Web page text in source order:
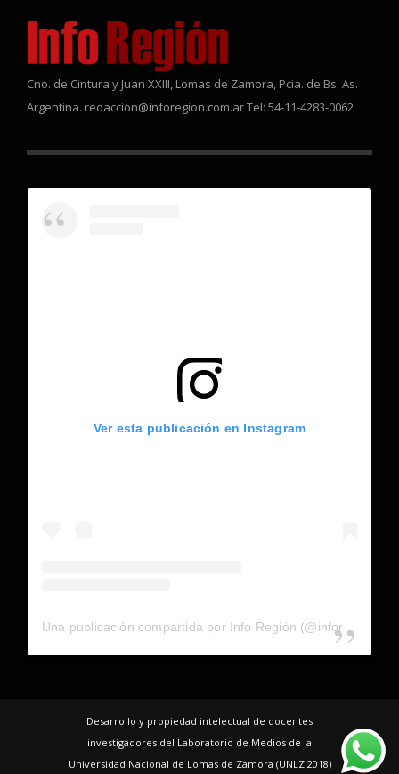
Cno. de Cintura y Juan XXIII, Lomas de Zamora, Pcia. de Bs. As.
Argentina. redaccion@inforegion.com.ar Tel: 54-11-4283-0062
Ver esta publicación en Instagram
Desarrollo y propiedad intelectual de docentes
investigadores del Laboratorio de Medios de la
Universidad Nacional de Lomas de Zamora (UNLZ 2018)